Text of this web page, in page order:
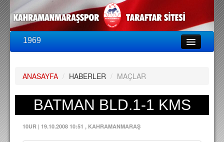
1969
PUAN DURUMU
FİKSTÜR
KADRO
A TAKIM KADROSU
ANASAYFA / HABERLER / MAÇLAR
BATMAN BLD.1-1 KMS
10UR | 19.10.2008 10:51 , KAHRAMANMARAŞ